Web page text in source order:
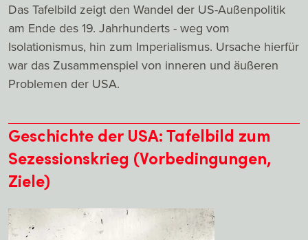
Das Tafelbild zeigt den Wandel der US-Außenpolitik
am Ende des 19. Jahrhunderts - weg vom
Isolationismus, hin zum Imperialismus. Ursache hierfür
war das Zusammenspiel von inneren und äußeren
Problemen der USA.
Geschichte der USA: Tafelbild zum
Sezessionskrieg (Vorbedingungen,
Ziele)